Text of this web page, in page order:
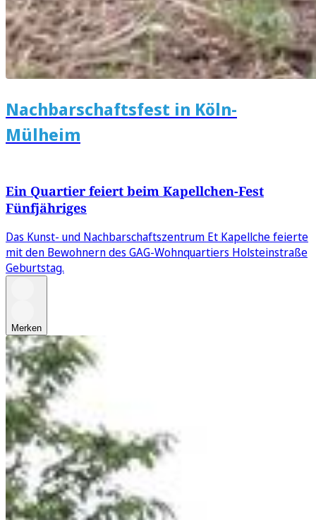
Nachbarschaftsfest in Köln-
Mülheim
Ein Quartier feiert beim Kapellchen-Fest
Fünfjähriges
Das Kunst- und Nachbarschaftszentrum Et Kapellche feierte
mit den Bewohnern des GAG-Wohnquartiers Holsteinstraße
Geburtstag.
Merken